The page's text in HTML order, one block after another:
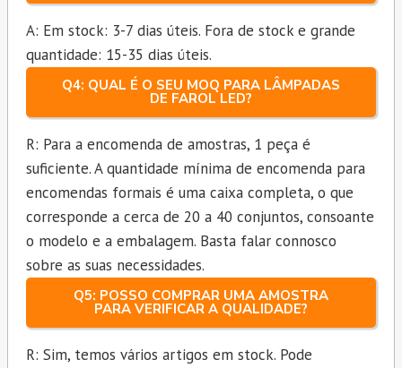
A: Em stock: 3-7 dias úteis. Fora de stock e grande
quantidade: 15-35 dias úteis.
Q4: QUAL É O SEU MOQ PARA LÂMPADAS
DE FAROL LED?
R: Para a encomenda de amostras, 1 peça é
suficiente. A quantidade mínima de encomenda para
encomendas formais é uma caixa completa, o que
corresponde a cerca de 20 a 40 conjuntos, consoante
o modelo e a embalagem. Basta falar connosco
sobre as suas necessidades.
Q5: POSSO COMPRAR UMA AMOSTRA
PARA VERIFICAR A QUALIDADE?
R: Sim, temos vários artigos em stock. Pode